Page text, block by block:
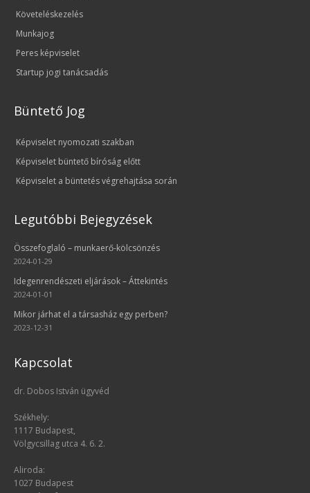
Követeléskezelés
Munkajog
Peres képviselet
Startup jogi tanácsadás
Büntető Jog
Képviselet nyomozati szakban
Képviselet büntető bíróság előtt
Képviselet a büntetés végrehajtása során
Legutóbbi Bejegyzések
Összefoglaló – munkaerő-kölcsönzés
2024-01-29
Idegenrendészeti eljárások – Áttekintés
2024-01-01
Mikor járhat el a társasház egy perben?
2023-12-31
Kapcsolat
dr. Dobos István ügyvéd
Székhely:
1117 Budapest,
Völgycsillag utca 4. 6. 2.
Aliroda:
1027 Budapest